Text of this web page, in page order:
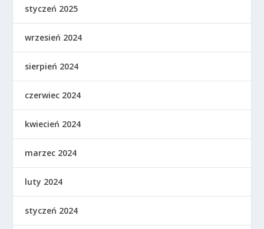
styczeń 2025
wrzesień 2024
sierpień 2024
czerwiec 2024
kwiecień 2024
marzec 2024
luty 2024
styczeń 2024